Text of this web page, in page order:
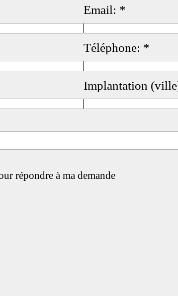
Email: *
Téléphone: *
Implantation
répondre à ma demande